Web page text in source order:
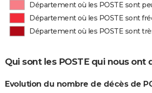
Département où les POSTE sont
Département où les POSTE sont
Département où les POSTE sont
Qui sont les POSTE qui nous ont
Evolution du nombre de décès de